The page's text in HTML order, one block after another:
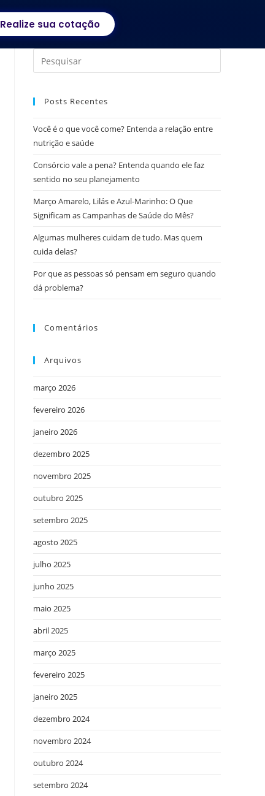
Realize sua cotação
Posts Recentes
Você é o que você come? Entenda a relação entre
nutrição e saúde
Consórcio vale a pena? Entenda quando ele faz
sentido no seu planejamento
Março Amarelo, Lilás e Azul-Marinho: O Que
Significam as Campanhas de Saúde do Mês?
Algumas mulheres cuidam de tudo. Mas quem
cuida delas?
Por que as pessoas só pensam em seguro quando
dá problema?
Comentários
Arquivos
março 2026
fevereiro 2026
janeiro 2026
dezembro 2025
novembro 2025
outubro 2025
setembro 2025
agosto 2025
julho 2025
junho 2025
maio 2025
abril 2025
março 2025
fevereiro 2025
janeiro 2025
dezembro 2024
novembro 2024
outubro 2024
setembro 2024